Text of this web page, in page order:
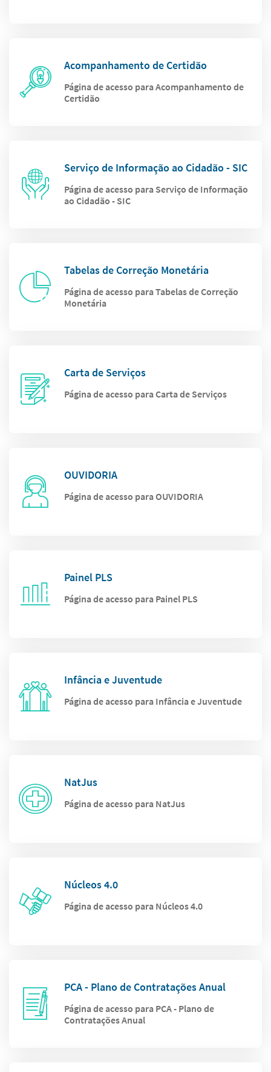
Acompanhamento de Certidão
Página de acesso para Acompanhamento de
Certidão
Serviço de Informação ao Cidadão - SIC
Página de acesso para Serviço de Informação
ao Cidadão - SIC
Tabelas de Correção Monetária
Página de acesso para Tabelas de Correção
Monetária
Carta de Serviços
Página de acesso para Carta de Serviços
OUVIDORIA
Página de acesso para OUVIDORIA
Painel PLS
Página de acesso para Painel PLS
Infância e Juventude
Página de acesso para Infância e Juventude
NatJus
Página de acesso para NatJus
Núcleos 4.0
Página de acesso para Núcleos 4.0
PCA - Plano de Contratações Anual
Página de acesso para PCA - Plano de
Contratações Anual